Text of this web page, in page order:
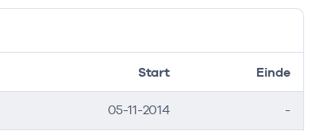
Start Einde
05-11-2014 -